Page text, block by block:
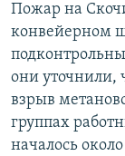
Пожар на
конвейерном
они уточнили,
взрыв
группах
началось